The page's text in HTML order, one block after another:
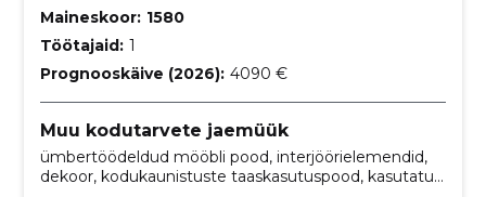
Maineskoor: 1580
Töötajaid: 1
Prognooskäive (2026): 4090 €
Muu kodutarvete jaemüük
ümbertöödeldud mööbli pood, interjöörielemendid,
dekoor, kodukaunistuste taaskasutuspood, kasutatud